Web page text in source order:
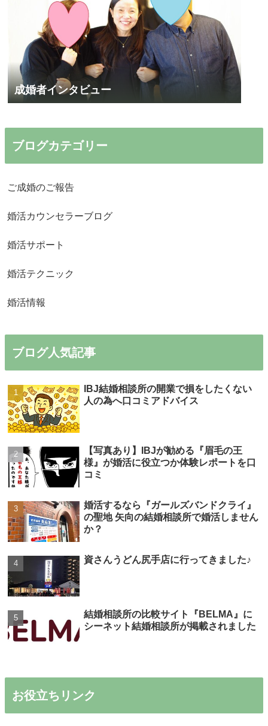
成婚者インタビュー
ブログカテゴリー
ご成婚のご報告
婚活カウンセラーブログ
婚活サポート
婚活テクニック
婚活情報
ブログ人気記事
IBJ結婚相談所の開業で損をしたくない
人の為へ口コミアドバイス
【写真あり】IBJが勧める『眉毛の王
様』が婚活に役立つか体験レポートを口
コミ
婚活するなら『ガールズバンドクライ』
の聖地 矢向の結婚相談所で婚活しません
か？
資さんうどん尻手店に行ってきました♪
結婚相談所の比較サイト『BELMA』に
シーネット結婚相談所が掲載されました
お役立ちリンク